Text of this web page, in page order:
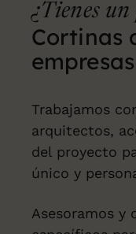
Cortinas
¿Tienes un
Trabajamos
arquitectos,
del proyecto
único y
Asesoramos y